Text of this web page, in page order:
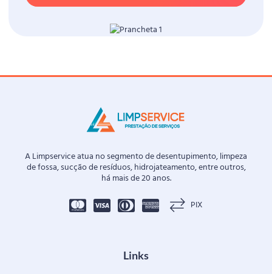
A Limpservice atua no segmento de desentupimento, limpeza
de fossa, sucção de resíduos, hidrojateamento, entre outros,
há mais de 20 anos.
PIX
Links